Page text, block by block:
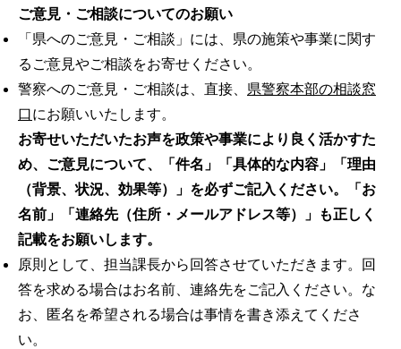
ご意見・ご相談についてのお願い
「県へのご意見・ご相談」には、県の施策や事業に関す
るご意見やご相談をお寄せください。
警察へのご意見・ご相談は、直接、 県警察本部の相談窓
口にお願いいたします。
お寄せいただいたお声を政策や事業により良く活かすた
め、ご意見について、「件名」「具体的な内容」「 理由
（背景、状況、 効果等）」を必ずご記入ください。「お
名前」「連絡先（住所・メールアドレス等）」も正しく
記載をお願いします。
原則として、担当課長から回答させていただきます。回
答を求める場合はお名前、連絡先をご記入ください。な
お、匿名を希望される場合は事情を書き添えてくださ
い。